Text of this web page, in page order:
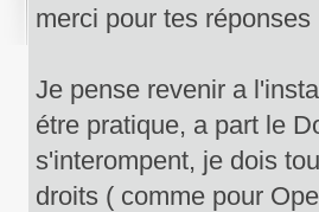
merci pour tes réponses
Je pense revenir a
étre pratique, a part le
s'interompent, je dois
droits ( comme pour